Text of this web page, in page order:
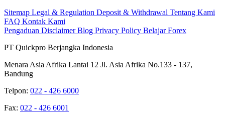
Sitemap Legal & Regulation Deposit & Withdrawal Tentang Kami
FAQ Kontak Kami
Pengaduan DisclaimerBlog Privacy Policy Belajar Forex
PT Quickpro Berjangka Indonesia
Menara Asia Afrika Lantai 12 Jl. Asia Afrika No.133 - 137,
Bandung
Telpon: 022 - 426 6000
Fax: 022 - 426 6001